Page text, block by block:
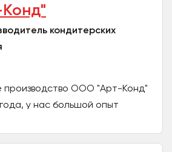
кондитерских
производство ООО "Арт-Конд"
у нас большой опыт